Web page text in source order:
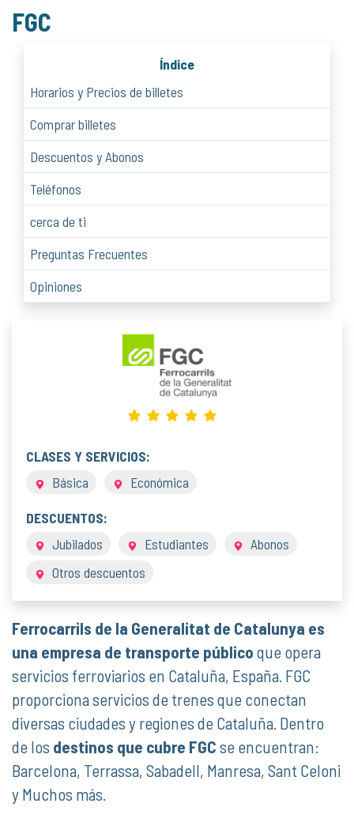
FGC
Índice
Horarios y Precios de billetes
Comprar billetes
Descuentos y Abonos
Teléfonos
cerca de ti
Preguntas Frecuentes
Opiniones
CLASES Y SERVICIOS:
Básica
Económica
DESCUENTOS:
Jubilados
Estudiantes
Abonos
Otros descuentos
Ferrocarrils de la Generalitat de Catalunya es
una empresa de transporte público que opera
servicios ferroviarios en Cataluña, España. FGC
proporciona servicios de trenes que conectan
diversas ciudades y regiones de Cataluña. Dentro
de los destinos que cubre FGC se encuentran:
Barcelona, Terrassa, Sabadell, Manresa, Sant Celoni
y Muchos más.